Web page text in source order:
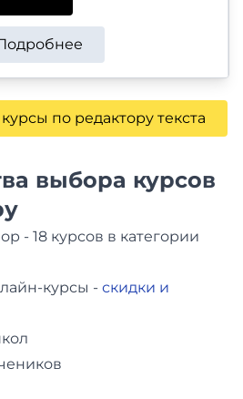
по редактору текста
выбора курсов
- 18 курсов в категории
курсы - скидки и